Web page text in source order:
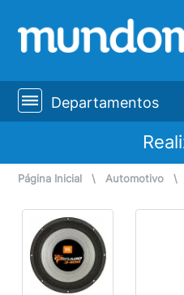
Departamentos
Página Inicial \ Automotivo \